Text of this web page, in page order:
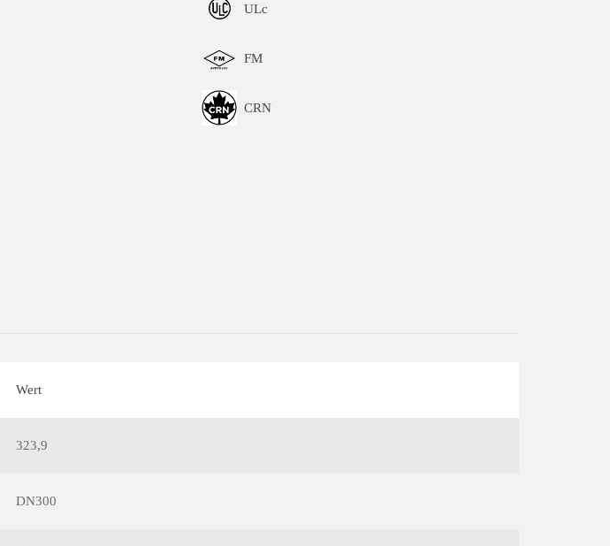
ULc
FM
CRN
Wert
323,9
DN300